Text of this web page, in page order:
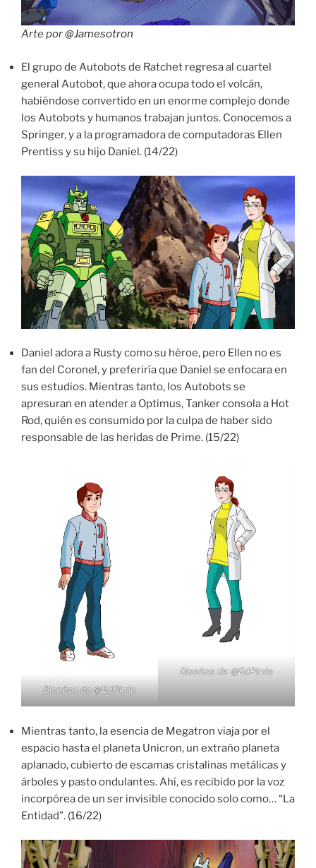
Arte por@Jamesotron
El grupo de Autobots de Ratchet regresa al cuartel
general Autobot, que ahora ocupa todo el volcán,
habiéndose convertido en un enorme complejo donde
los Autobots y humanos trabajan juntos. Conocemos a
Springer, y a la programadora de computadoras Ellen
Prentiss y su hijo Daniel. (14/22)
Daniel adora a Rusty como su héroe, pero Ellen no es
fan del Coronel, y preferiría que Daniel se enfocara en
sus estudios. Mientras tanto, los Autobots se
apresuran en atender a Optimus, Tanker consola a Hot
Rod, quién es consumido por la culpa de haber sido
responsable de las heridas de Prime. (15/22)
Diseños de@EdPirrie
Diseños de@EdPirrie
Mientras tanto, la esencia de Megatron viaja por el
espacio hasta el planeta Unicron, un extraño planeta
aplanado, cubierto de escamas cristalinas metálicas y
árboles y pasto ondulantes. Ahí, es recibido por la voz
incorpórea de un ser invisible conocido solo como… “La
Entidad”. (16/22)